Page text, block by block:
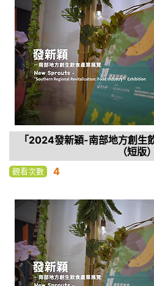
「2024發新穎-南部地方創生
（短版）
觀看次數 4